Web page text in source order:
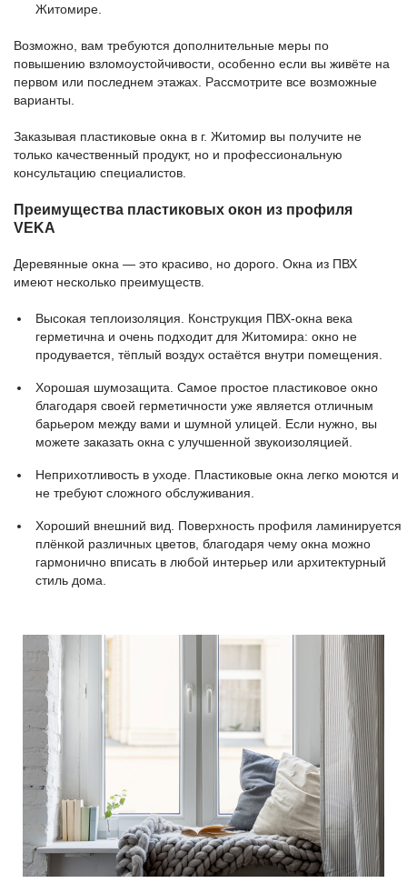
Житомире.
Возможно, вам требуются дополнительные меры по
повышению взломоустойчивости, особенно если вы живёте на
первом или последнем этажах. Рассмотрите все возможные
варианты.
Заказывая пластиковые окна в г. Житомир вы получите не
только качественный продукт, но и профессиональную
консультацию специалистов.
Преимущества пластиковых окон из профиля
VEKA
Деревянные окна — это красиво, но дорого. Окна из ПВХ
имеют несколько преимуществ.
Высокая теплоизоляция. Конструкция ПВХ-окна века
герметична и очень подходит для Житомира: окно не
продувается, тёплый воздух остаётся внутри помещения.
Хорошая шумозащита. Самое простое пластиковое окно
благодаря своей герметичности уже является отличным
барьером между вами и шумной улицей. Если нужно, вы
можете заказать окна с улучшенной звукоизоляцией.
Неприхотливость в уходе. Пластиковые окна легко моются и
не требуют сложного обслуживания.
Хороший внешний вид. Поверхность профиля ламинируется
плёнкой различных цветов, благодаря чему окна можно
гармонично вписать в любой интерьер или архитектурный
стиль дома.